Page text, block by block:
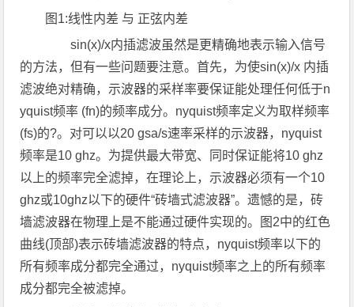
图1:线性内差 与 正弦内差
sin(x)/x内插滤波虽然是更精确地表示输入信号
的方法，但有一些问题要注意。首先，为使sin(x)/x 内插
滤波绝对精确，示波器的采样率要保证能处理任何低于n
yquist频率 (fn)的频率成分。nyquist频率定义为取样频率
(fs)的?。对可以以20 gsa/s速率采样的示波器，nyquist
频率是10 ghz。为提供最大带宽、同时保证能将10 ghz
以上的频率完全滤掉，在理论上，示波器必须有一个10
ghz或10ghz以下的硬件“砖墙式滤波器”。遗憾的是，砖
墙滤波器在物理上是不能通过硬件实现的。图2中的红色
曲线(顶部)表示砖墙滤波器的特点，nyquist频率以下的
所有频率成分都完全通过，nyquist频率之上的所有频率
成分都完全被滤掉。